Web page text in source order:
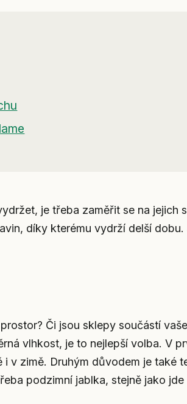
je třeba zaměřit se na jejich
díky kterému vydrží delší dobu.
Či jsou sklepy součástí
vlhkost, je to nejlepší volba. V
v zimě. Druhým důvodem je také
podzimní jablka, stejně jako